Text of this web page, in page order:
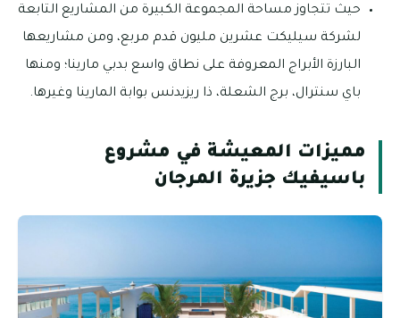
حيث تتجاوز مساحة المجموعة الكبيرة من المشاريع التابعة
لشركة سيليكت عشرين مليون قدم مربع، ومن مشاريعها
البارزة الأبراج المعروفة على نطاق واسع بدبي مارينا؛ ومنها
باي سنترال، برج الشعلة، ذا ريزيدنس بوابة المارينا وغيرها.
مميزات المعيشة في مشروع
باسيفيك جزيرة المرجان